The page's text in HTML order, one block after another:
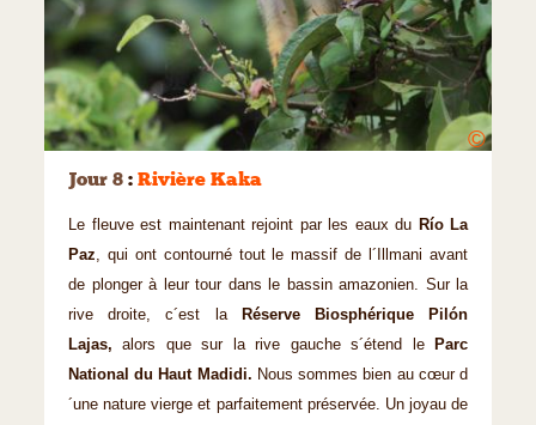
©
Jour 8 : Rivière Kaka
Le fleuve est maintenant rejoint par les eaux du Río La
Paz, qui ont contourné tout le massif de l´Illmani avant
de plonger à leur tour dans le bassin amazonien. Sur la
rive droite, c´est la
Réserve Biosphérique Pilón
Lajas, alors que sur la rive gauche s´étend le
Parc
National du Haut Madidi. Nous sommes bien au cœur d
´une nature vierge et parfaitement préservée. Un joyau de